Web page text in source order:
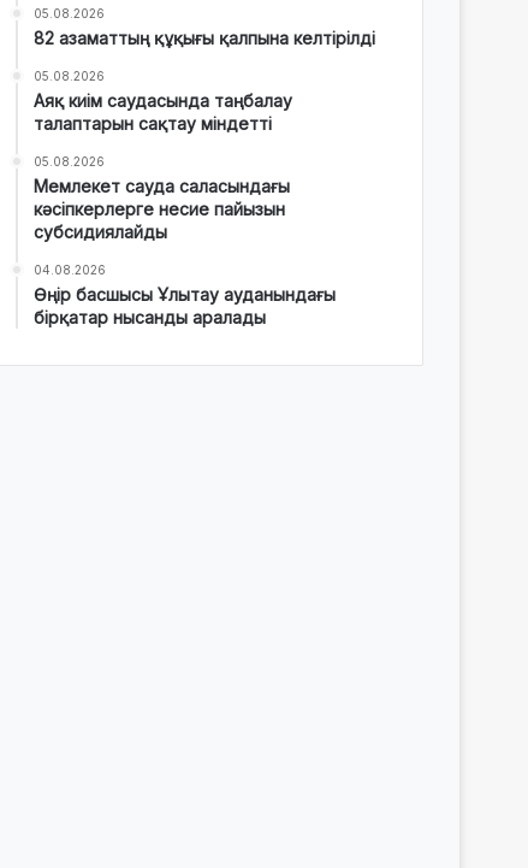
05.08.2026
82 азаматтың құқығы қалпына келтірілді
05.08.2026
Аяқ киім саудасында таңбалау
талаптарын сақтау міндетті
05.08.2026
Мемлекет сауда саласындағы
кәсіпкерлерге несие пайызын
субсидиялайды
04.08.2026
Өңір басшысы Ұлытау ауданындағы
бірқатар нысанды аралады